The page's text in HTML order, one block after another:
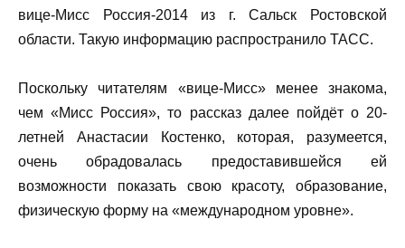
вице-Мисс Россия-2014 из г. Сальск Ростовской
области. Такую информацию распространило ТАСС.
Поскольку читателям «вице-Мисс» менее знакома,
чем «Мисс Россия», то рассказ далее пойдёт о 20-
летней Анастасии Костенко, которая, разумеется,
очень обрадовалась предоставившейся ей
возможности показать свою красоту, образование,
физическую форму на «международном уровне».